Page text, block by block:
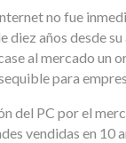
no fue
diez años desde
al mercado un
para
del PC por el
vendidas en 10